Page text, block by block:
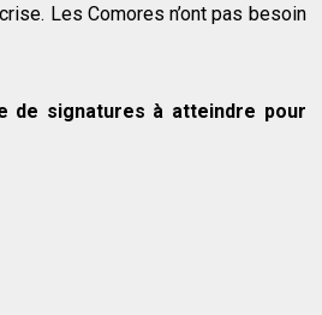
Les Comores n’ont pas besoin
de signatures à atteindre pour